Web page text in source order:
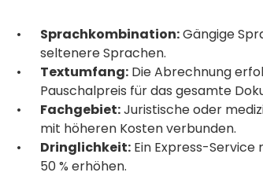
Sprachkombination: Gängige
seltenere Sprachen.
Textumfang: Die Abrechnung
Pauschalpreis für das gesamte
Fachgebiet: Juristische oder
mit höheren Kosten verbunden.
Dringlichkeit: Ein Express-Service
50 % erhöhen.